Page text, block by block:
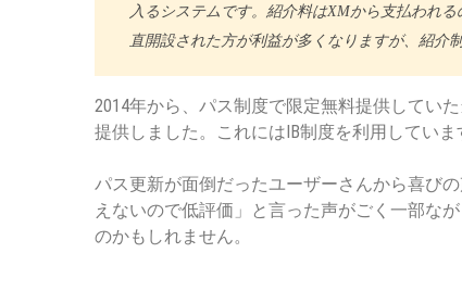
入るシステムです。紹介料はXMから支払われ
直開設された方が利益が多くなりますが、紹介
2014年から、パス制度で限定無料提供してい
提供しました。これにはIB制度を利用していま
パス更新が面倒だったユーザーさんから喜び
えないので低評価」と言った声がごく一部な
のかもしれません。